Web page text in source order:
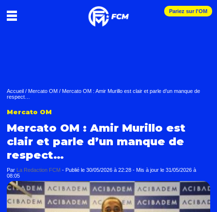
Pariez sur l'OM
Accueil / Mercato OM / Mercato OM : Amir Murillo est clair et parle d’un manque de
respect…
Mercato OM
Mercato OM : Amir Murillo est
clair et parle d’un manque de
respect…
Par La Redaction FCM - Publié le 30/05/2026 à 22:28 - Mis à jour le 31/05/2026 à
08:05